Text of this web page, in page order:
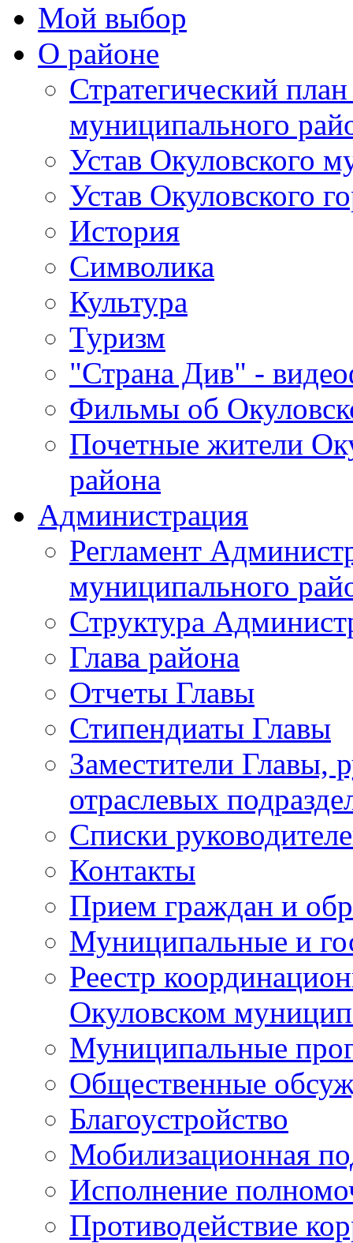
Мой выбор
О районе
Стратегический
муниципального
Устав Окуловского
Устав Окуловского
История
Символика
Культура
Туризм
"Страна Див" -
Фильмы об
Почетные жители
района
Администрация
Регламент
муниципального
Структура
Глава района
Отчеты Главы
Стипендиаты Главы
Заместители Главы,
отраслевых
Списки
Контакты
Прием граждан и
Муниципальные и
Реестр
Окуловском
Муниципальные
Общественные
Благоустройство
Мобилизационная
Исполнение
Противодействие